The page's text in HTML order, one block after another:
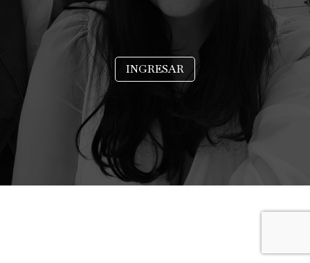
INGRESAR